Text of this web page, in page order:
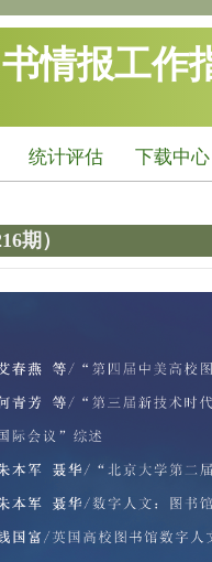
情报工作
统计评估 下载中心
期）